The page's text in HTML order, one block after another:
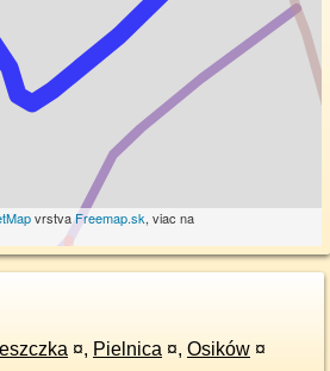
vrstvaFreemap.sk, viac na
¤, Pielnica ¤, Osików ¤